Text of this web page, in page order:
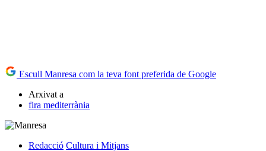
Escull Manresa com la teva font preferida de Google
Arxivat a
fira mediterrània
Redacció Cultura i Mitjans